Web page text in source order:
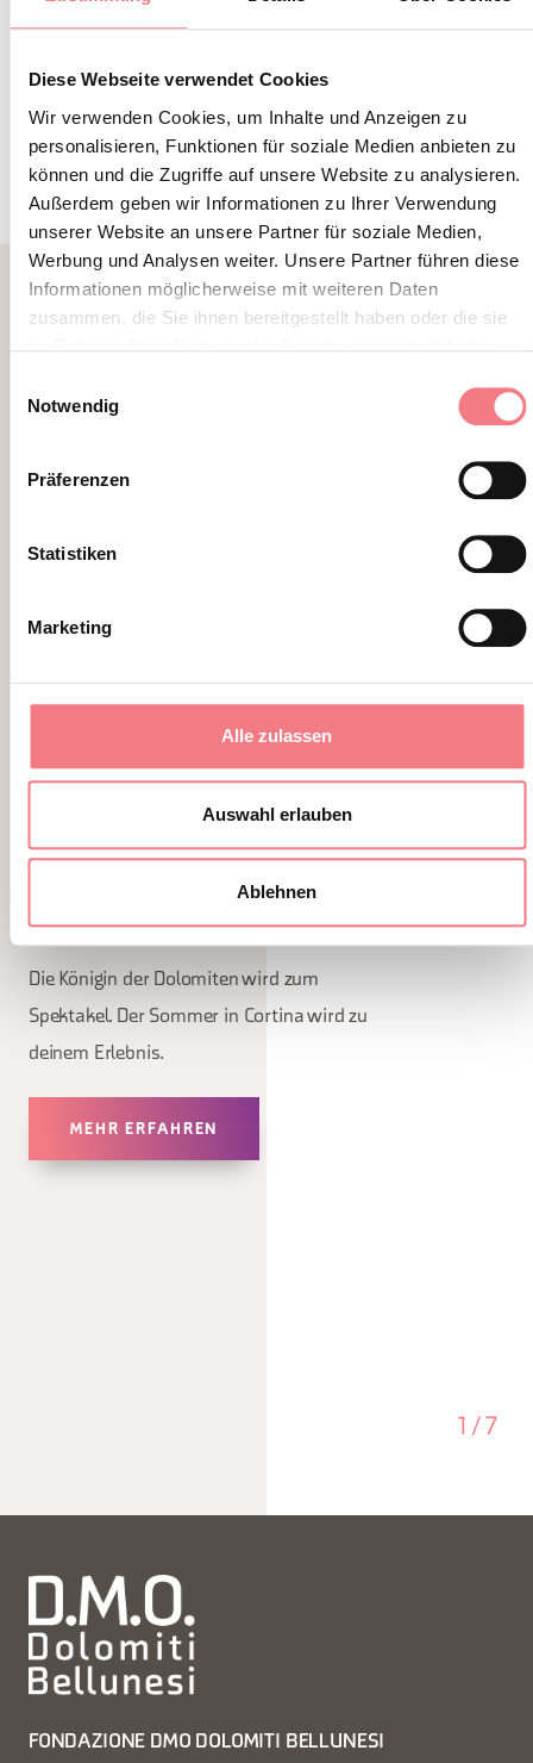
Diese Webseite verwendet Cookies
Wir verwenden Cookies, um Inhalte und Anzeigen zu
personalisieren, Funktionen für soziale Medien anbieten zu
können und die Zugriffe auf unsere Website zu analysieren.
Außerdem geben wir Informationen zu Ihrer Verwendung
unserer Website an unsere Partner für soziale Medien,
Werbung und Analysen weiter. Unsere Partner führen diese
Informationen möglicherweise mit weiteren Daten
zusammen, die Sie ihnen bereitgestellt haben oder die sie
Notwendig
Präferenzen
Statistiken
Marketing
Alle zulassen
Auswahl erlauben
Ablehnen
LBL_EVENTI_CORRELATI
3. August - 3. September 2026 - Cortina
Die Königin der Dolomiten wird zum
Spektakel. Der Sommer in Cortina wird zu
deinem Erlebnis.
MEHR ERFAHREN
1 / 7
FONDAZIONE DMO DOLOMITI BELLUNESI